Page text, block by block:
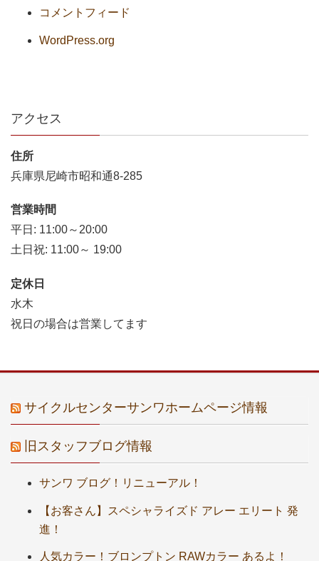
コメントフィード
WordPress.org
アクセス
住所
兵庫県尼崎市昭和通8-285
営業時間
平日: 11:00～20:00
土日祝: 11:00～ 19:00
定休日
水木
祝日の場合は営業してます
サイクルセンターサンワホームページ情報
旧スタッフブログ情報
サンワ ブログ！リニューアル！
【お客さん】スペシャライズド アレー エリート 発
進！
人気カラー！ブロンプトン RAWカラー あるよ！